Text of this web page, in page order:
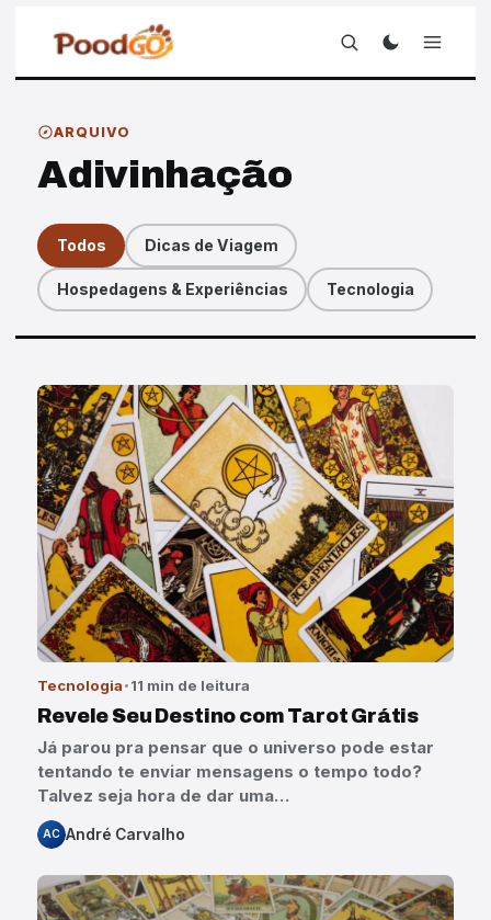
ARQUIVO
Adivinhação
Todos Dicas de Viagem
Hospedagens & Experiências Tecnologia
Artigos
Tecnologia 11 min de leitura
Revele Seu Destino com Tarot Grátis
Já parou pra pensar que o universo pode estar
tentando te enviar mensagens o tempo todo?
Talvez seja hora de dar uma…
AC André Carvalho